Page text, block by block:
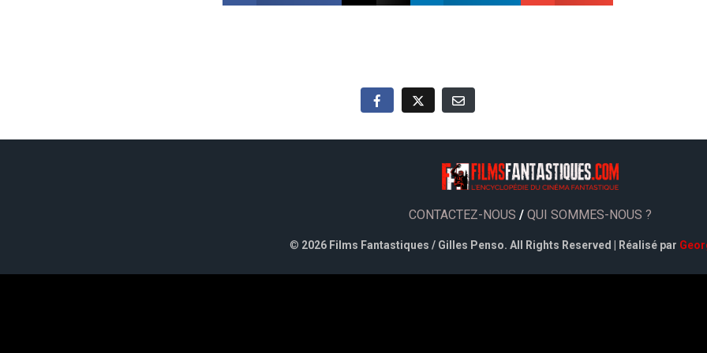
CONTACTEZ-NOUS / QUI SOMMES-NOUS ?
© 2026 Films Fantastiques / Gilles Penso. All Rights Reserved | Réalisé par